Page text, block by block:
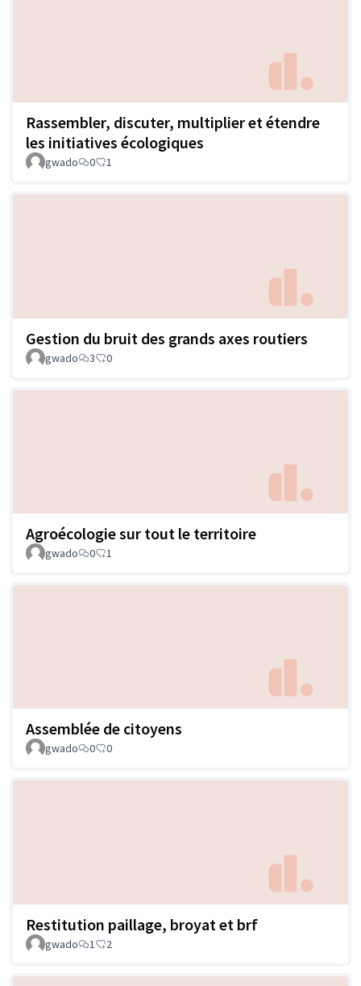
Rassembler, discuter, multiplier et étendre
les initiatives écologiques
gwado 0 1
Gestion du bruit des grands axes routiers
gwado 3 0
Agroécologie sur tout le territoire
gwado 0 1
Assemblée de citoyens
gwado 0 0
Restitution paillage, broyat et brf
gwado 1 2